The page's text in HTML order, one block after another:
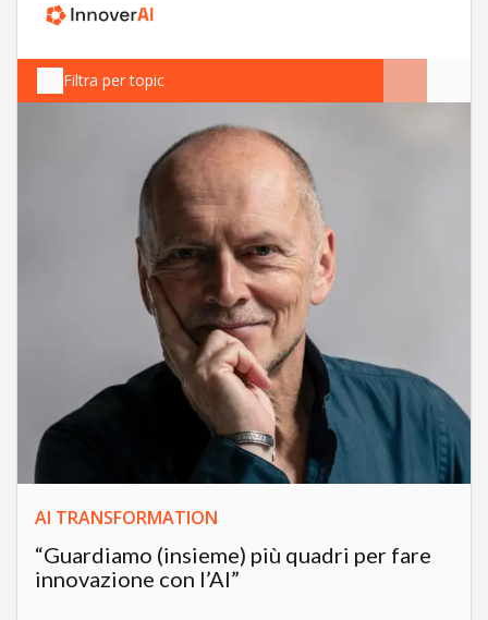
Filtra per topic
AI TRANSFORMATION
“Guardiamo (insieme) più quadri per fare
innovazione con l’AI”